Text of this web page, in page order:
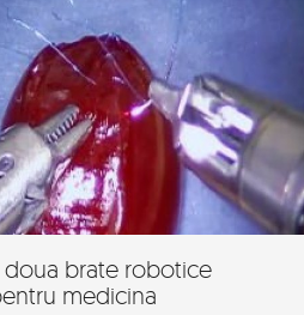
brate robotice
medicina